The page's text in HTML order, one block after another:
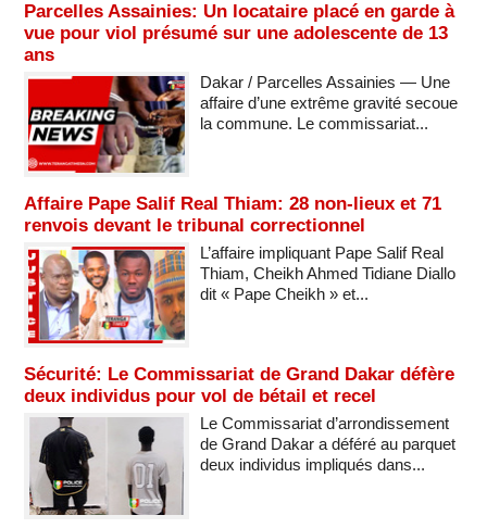
Parcelles Assainies: Un locataire placé en garde à
vue pour viol présumé sur une adolescente de 13
ans
Dakar / Parcelles Assainies — Une
affaire d’une extrême gravité secoue
la commune. Le commissariat...
Affaire Pape Salif Real Thiam: 28 non-lieux et 71
renvois devant le tribunal correctionnel
L’affaire impliquant Pape Salif Real
Thiam, Cheikh Ahmed Tidiane Diallo
dit « Pape Cheikh » et...
Sécurité: Le Commissariat de Grand Dakar défère
deux individus pour vol de bétail et recel
Le Commissariat d’arrondissement
de Grand Dakar a déféré au parquet
deux individus impliqués dans...